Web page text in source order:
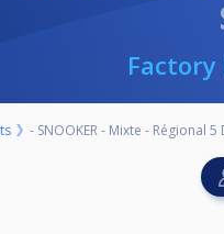
Factory
- SNOOKER - Mixte - Régional